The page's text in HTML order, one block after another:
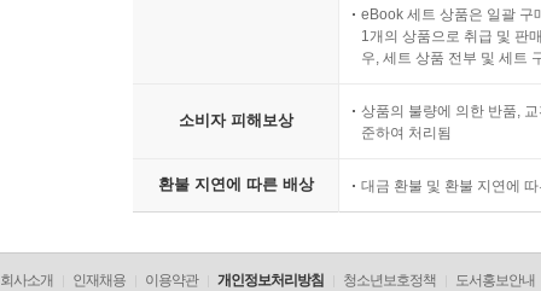
eBook 세트 상품은 일괄 구
1개의 상품으로 취급 및 판
우, 세트 상품 전부 및 세트
소비자 피해보상
상품의 불량에 의한 반품,
준하여 처리됨
환불 지연에 따른 배상 대금 환불 및 환불 지연에
회사소개 인재채용 이용약관 개인정보처리방침 청소년보호정책 도서홍보안내